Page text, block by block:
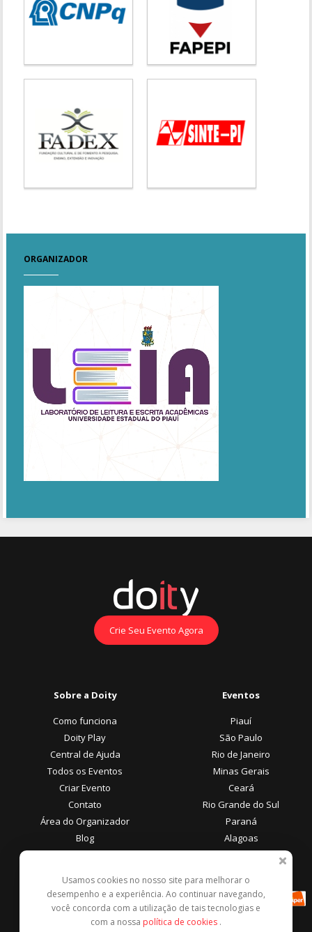
ORGANIZADOR
Crie Seu Evento Agora
Sobre a Doity
Como funciona
Doity Play
Central de Ajuda
Todos os Eventos
Criar Evento
Contato
Área do Organizador
Blog
Eventos
Piauí
São Paulo
Rio de Janeiro
Minas Gerais
Ceará
Rio Grande do Sul
Paraná
Alagoas
Área do Participante
Central de Ajuda
Denunciar este evento
Formas de Pagamento
Usamos cookies no nosso site para melhorar o
desempenho e a experiência. Ao continuar navegando,
você concorda com a utilização de tais tecnologias e
com a nossa política de cookies .